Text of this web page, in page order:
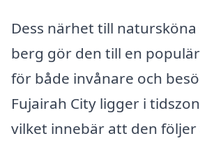
Dess närhet till
berg gör den till en
för både invånare och
Fujairah City ligger i
vilket innebär att den följer